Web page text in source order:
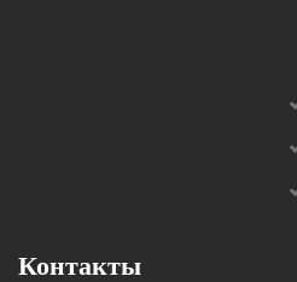
Контакты